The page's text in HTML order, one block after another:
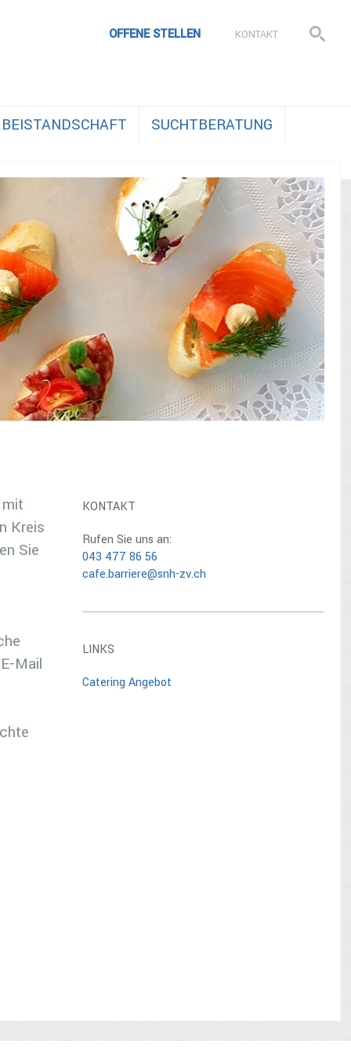
OFFENE STELLEN KONTAKT
BEISTANDSCHAFT SUCHTBERATUNG
Kreis
Sie
Mail
KONTAKT
Rufen Sie uns an:
043 477 86 56
cafe.barriere@snh-zv.ch
LINKS
Catering Angebot